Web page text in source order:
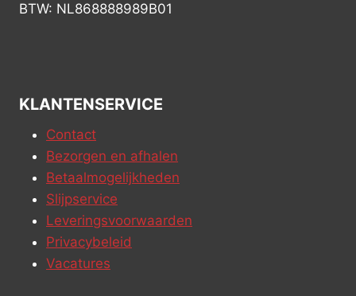
BTW: NL868888989B01
KLANTENSERVICE
Contact
Bezorgen en afhalen
Betaalmogelijkheden
Slijpservice
Leveringsvoorwaarden
Privacybeleid
Vacatures